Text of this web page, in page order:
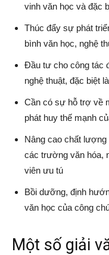
vinh văn học và đặc
Thúc đẩy sự phát
bình văn học, nghệ
Đầu tư cho công tác
nghệ thuật, đặc biệt
Cần có sự hỗ trợ về
phát huy thế mạnh
Nâng cao chất lượng
các trường văn hóa,
viên ưu tú
Bồi dưỡng, định
văn học của công
Một số giải